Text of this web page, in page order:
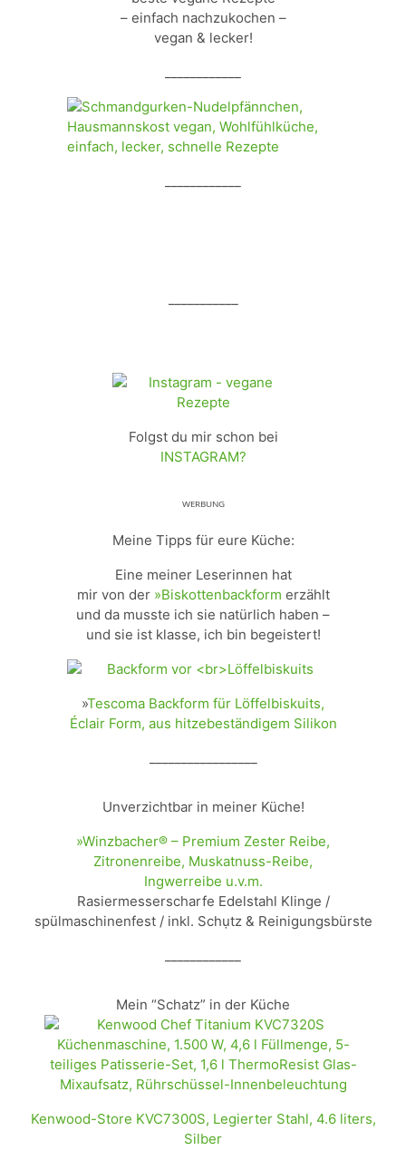
– einfach nachzukochen –
vegan & lecker!
Folgst du mir schon bei
INSTAGRAM?
ᵂᴱᴿᴮᵁᴺᴳ
Meine Tipps für eure Küche:
Eine meiner Leserinnen hat
mir von der »Biskottenbackform erzählt
und da musste ich sie natürlich haben –
und sie ist klasse, ich bin begeistert!
»Tescoma Backform für Löffelbiskuits,
Éclair Form, aus hitzebeständigem Silikon
Unverzichtbar in meiner Küche!
»Winzbacher® – Premium Zester Reibe,
Zitronenreibe, Muskatnuss-Reibe,
Ingwerreibe u.v.m.
Rasiermesserscharfe Edelstahl Klinge /
spülmaschinenfest / inkl. Schụtz & Reinigungsbürste
Mein “Schatz” in der Küche
Kenwood-Store KVC7300S, Legierter Stahl, 4.6 liters,
Silber